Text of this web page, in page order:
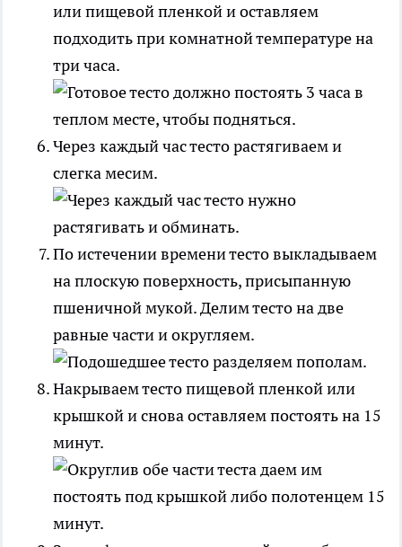
или пищевой пленкой и оставляем
подходить при комнатной температуре на
три часа.
Через каждый час тесто растягиваем и
слегка месим.
По истечении времени тесто выкладываем
на плоскую поверхность, присыпанную
пшеничной мукой. Делим тесто на две
равные части и округляем.
Накрываем тесто пищевой пленкой или
крышкой и снова оставляем постоять на 15
минут.